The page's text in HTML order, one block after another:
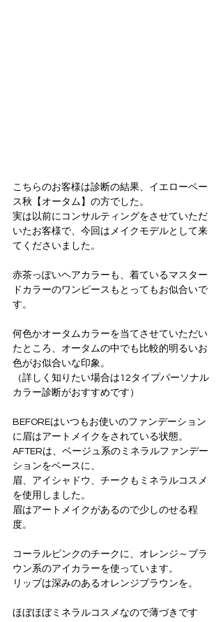
こちらのお客様は診断の結果、イエローベー
ス秋【オータム】の方でした。
実は以前にコンサルティングをさせていただ
いたお客様で、今回はメイクモデルとして来
てくださいました。
赤茶っぽいヘアカラーも、着ているマスター
ドカラーのワンピースもとってもお似合いで
す。
何色かオータムカラーを当てさせていただい
たところ、オータムの中でも比較的明るいお
色がお似合いな印象。
（詳しく知りたい場合は12タイプパーソナル
カラー診断がおすすめです）
BEFOREはいつもお使いのファンデーション
に眉はアートメイクをされている状態。
AFTERは、ベージュ系のミネラルファンデー
ションをベースに、
眉、アイシャドウ、チークもミネラルコスメ
を使用しました。
眉はアートメイクがあるので少しのせる程
度。
コーラルピンクのチークに、オレンジ～ブラ
ウン系のアイカラーを使っています。
リップは深みのあるオレンジブラウンを。
ほぼほぼミネラルコスメなので薄づきです